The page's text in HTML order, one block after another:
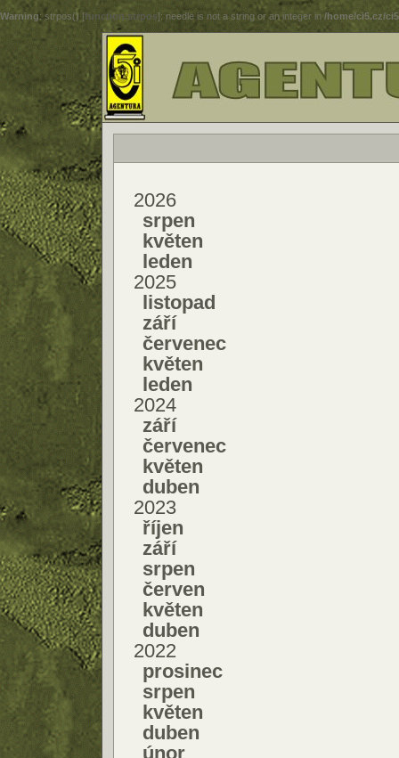
Warning: strpos() [function.strpos]: needle is not a string or an integer in/home/ci5.cz/
2026
srpen
květen
leden
2025
listopad
září
červenec
květen
leden
2024
září
červenec
květen
duben
2023
říjen
září
srpen
červen
květen
duben
2022
prosinec
srpen
květen
duben
únor